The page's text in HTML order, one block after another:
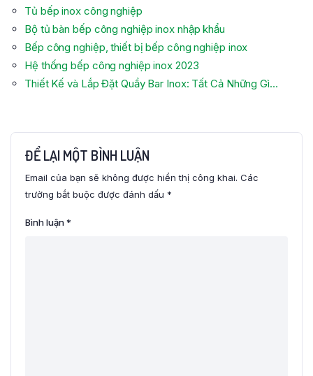
Tủ bếp inox công nghiệp
Bộ tủ bàn bếp công nghiệp inox nhập khẩu
Bếp công nghiệp, thiết bị bếp công nghiệp inox
Hệ thống bếp công nghiệp inox 2023
Thiết Kế và Lắp Đặt Quầy Bar Inox: Tất Cả Những Gì…
ĐỂ LẠI MỘT BÌNH LUẬN
Email của bạn sẽ không được hiển thị công khai. Các
trường bắt buộc được đánh dấu *
Bình luận*